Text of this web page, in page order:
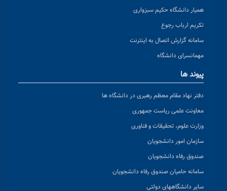
همیار دانشگاه حکیم سبزواری
تکریم ارباب رجوع
سامانه گزارش اتصال به اینترنت
مهمانسرای دانشگاه
پیوند ها
دفتر نهاد مقام معظم رهبری در دانشگاه ها
معاونت علمی ریاست جمهوری
وزارت علوم، تحقیقات و فناوری
سازمان امور دانشجویان
صندوق رفاه دانشجویان
سامانه حامیان صندوق رفاه دانشجویان
سایر دانشگاههای دولتی